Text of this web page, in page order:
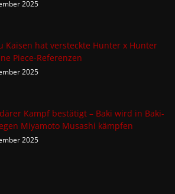
2025
Kaisen hat versteckte Hunter x Hunter
Piece-Referenzen
2025
Kampf bestätigt – Baki wird in Baki-
Miyamoto Musashi kämpfen
2025